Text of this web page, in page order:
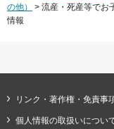
の他）
> 流産・死産等でお
情報
リンク・著作権・免責事
個人情報の取扱いについ